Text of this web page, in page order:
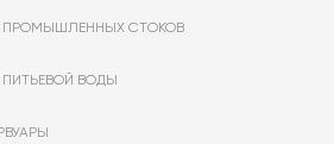
ПРОМЫШЛЕННЫХ СТОКОВ
ПИТЬЕВОЙ ВОДЫ